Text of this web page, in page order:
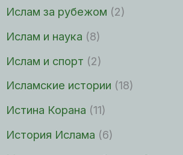
Ислам за рубежом (2)
Ислам и наука (8)
Ислам и спорт (2)
Исламские истории (18)
Истина Корана (11)
История Ислама (6)